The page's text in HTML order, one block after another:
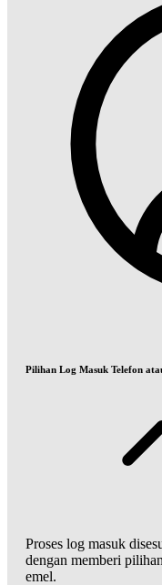
Pilihan Log Masuk Telefon
Proses log masuk
dengan memberi
emel.